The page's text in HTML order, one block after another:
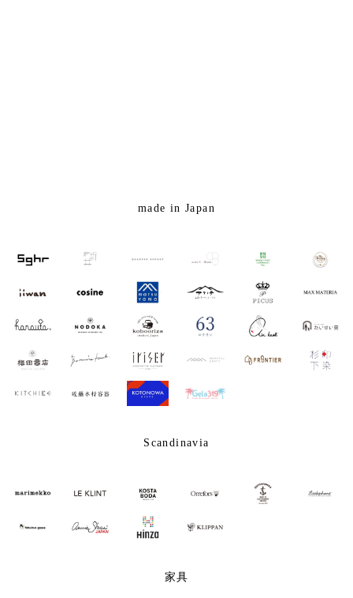
made in Japan
Scandinavia
家具